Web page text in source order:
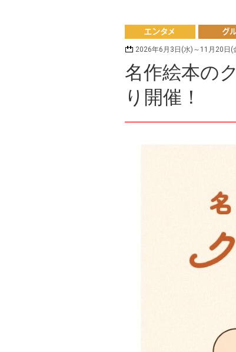
ンタメ
ルメ
2026年6月3日(水)～11月20日(
名作絵本の
り開催！